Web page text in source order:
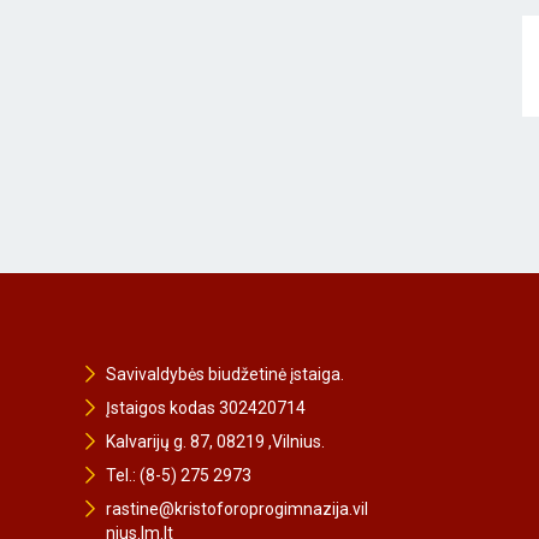
Savivaldybės biudžetinė įstaiga.
Įstaigos kodas 302420714
Kalvarijų g. 87, 08219 ,Vilnius.
Tel.: (8-5) 275 2973
rastine@kristoforoprogimnazija.vil
nius.lm.lt